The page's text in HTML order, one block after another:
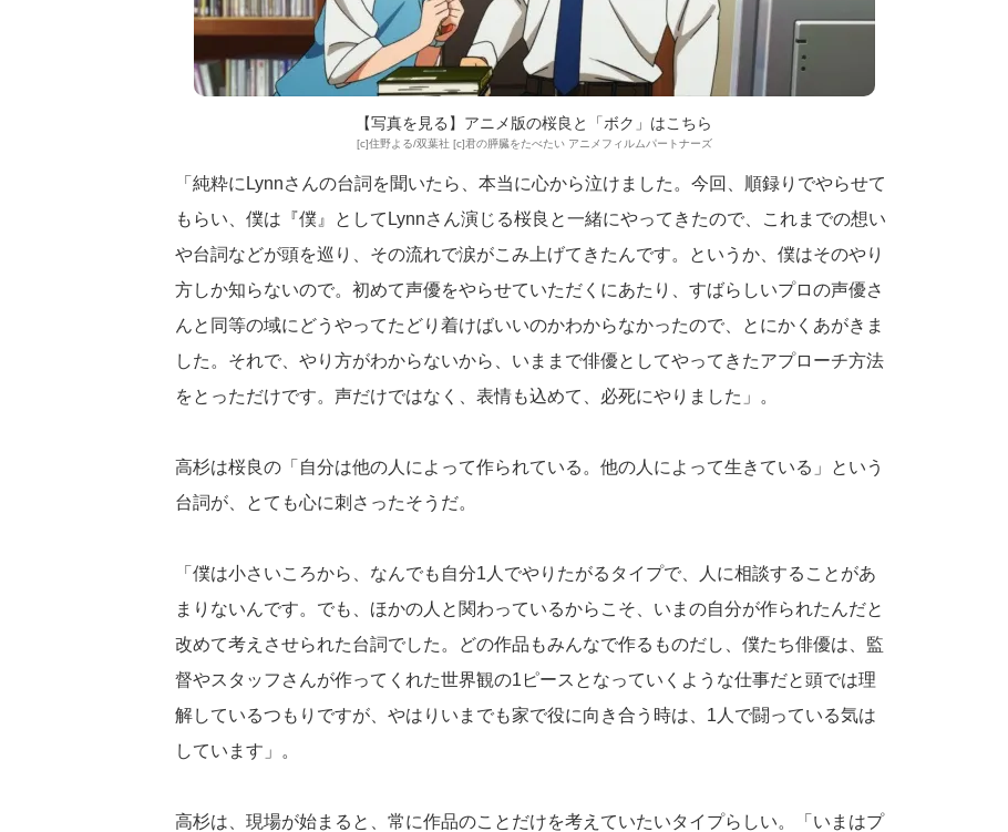
【写真を見る】アニメ版の桜良と「ボク」はこちら
[c]住野よる/双葉社 [c]君の膵臓をたべたい アニメフィルムパートナーズ
「純粋にLynnさんの台詞を聞いたら、本当に心から泣けました。今回、順録りでやらせて
もらい、僕は『僕』としてLynnさん演じる桜良と一緒にやってきたので、これまでの想い
や台詞などが頭を巡り、その流れで涙がこみ上げてきたんです。というか、僕はそのやり
方しか知らないので。初めて声優をやらせていただくにあたり、すばらしいプロの声優さ
んと同等の域にどうやってたどり着けばいいのかわからなかったので、とにかくあがきま
した。それで、やり方がわからないから、いままで俳優としてやってきたアプローチ方法
をとっただけです。声だけではなく、表情も込めて、必死にやりました」。
高杉は桜良の「自分は他の人によって作られている。他の人によって生きている」という
台詞が、とても心に刺さったそうだ。
「僕は小さいころから、なんでも自分1人でやりたがるタイプで、人に相談することがあ
まりないんです。でも、ほかの人と関わっているからこそ、いまの自分が作られたんだと
改めて考えさせられた台詞でした。どの作品もみんなで作るものだし、僕たち俳優は、監
督やスタッフさんが作ってくれた世界観の1ピースとなっていくような仕事だと頭では理
解しているつもりですが、やはりいまでも家で役に向き合う時は、1人で闘っている気は
しています」。
高杉は、現場が始まると、常に作品のことだけを考えていたいタイプらしい。「いまはプ